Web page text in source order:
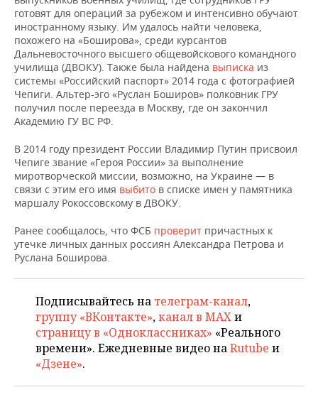
КОМУ ПРИНАДЛЕЖАТ
ТОРГОВЫЕ ЦЕНТРЫ
ТАТАРСТАНА
БЮДЖЕТ
ИНВЕСТИЦИИ
МАШИНОСТРОЕНИЕ
НЕФТЕХИМИЯ
НЕФТЬ
ОПК
ЭНЕРГЕТИКА
НОВОСТИ АВТО
БИЗНЕС
НОВОСТИ БИЗНЕСА
РОЗНИЧНАЯ ТОРГОВЛЯ
ТРАНСПОРТ
ТЕХНОЛОГИИ
НОВОСТИ ТЕХНОЛОГИЙ
IT
ТЕЛЕКОММУНИКАЦИИ
МЕРОПРИЯТИЯ
НОВОСТИ МЕРОПРИЯТИЙ
БИЗНЕС-БРАНЧИ
ONLINE-КОНФЕРЕНЦИИ
ОТКРЫТАЯ ЛЕКЦИЯ
СПОРТ
ФУТБОЛ
ХОККЕЙ
БАСКЕТБОЛ
КИБЕРСПОРТ
ФИГУРНОЕ КАТАНИЕ
ВОДНЫЕ ВИДЫ СПОРТА
НОВОСТИ ОБЩЕСТВА
ВЛАСТЬ
ИНФРАСТРУКТУРА
КУЛЬТУРА
МЕДИЦИНА
ОБРАЗОВАНИЕ
ФОТОГАЛЕРЕЯ
СЮЖЕТЫ
СПРАВОЧНИК
СПИСОК КОМПАНИЙ
готовят для операций за рубежом и интенсивно обучают
иностранному языку. Им удалось найти человека,
похожего на «Боширова», среди курсантов
Дальневосточного высшего общевойскового командного
училища (ДВОКУ). Также была найдена выписка из
системы «Российский паспорт» 2014 года с фотографией
Чепиги. Альтер-эго «Руслан Боширов» полковник ГРУ
получил после переезда в Москву, где он закончил
Академию ГУ ВС РФ.
В 2014 году президент России Владимир Путин присвоил
Чепиге звание «Героя России» за выполнение
миротворческой миссии, возможно, на Украине — в
связи с этим его имя выбито в списке имен у памятника
маршалу Рокоссовскому в ДВОКУ.
Ранее сообщалось, что ФСБ проверит причастных к
утечке личных данных россиян Александра Петрова и
Руслана Боширова.
Подписывайтесь на телеграм-канал,
группу «ВКонтакте»,канал в MAXи
страницу в «Одноклассниках» «Реального
времени». Ежедневные видео наRutube и
«Дзене».